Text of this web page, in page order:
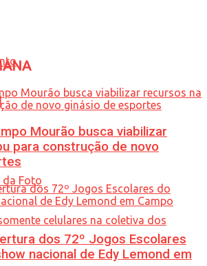
da Foto
Mourão busca viabilizar
para construção de novo
dos 72º Jogos Escolares
nacional de Edy Lemond em